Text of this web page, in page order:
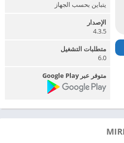
يتباين بحسب الجهاز
الإصدار
4.3.5
متطلبات التشغيل
6.0
متوفر عبر Google Play